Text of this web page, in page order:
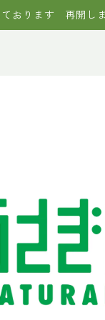
おります 再開し